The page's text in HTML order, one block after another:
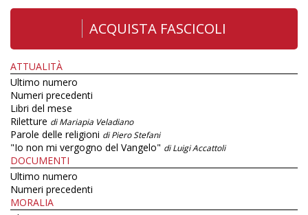
ACQUISTA FASCICOLI
ATTUALITÀ
Ultimo numero
Numeri precedenti
Libri del mese
Riletture di Mariapia Veladiano
Parole delle religioni di Piero Stefani
"Io non mi vergogno del Vangelo" di Luigi Accattoli
DOCUMENTI
Ultimo numero
Numeri precedenti
MORALIA